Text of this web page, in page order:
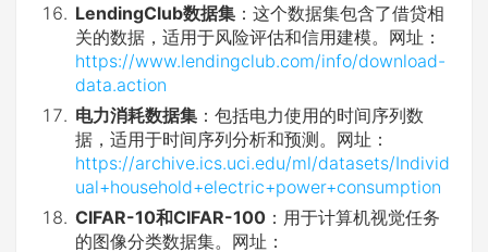
LendingClub数据集 ：这个数据集包含了借贷相
关的数据，适用于风险评估和信用建模。网址：
https://www.lendingclub.com/info/download-
data.action
电力消耗数据集 ：包括电力使用的时间序列数
据，适用于时间序列分析和预测。网址：
https://archive.ics.uci.edu/ml/datasets/Individ
ual+household+electric+power+consumption
CIFAR-10和CIFAR-100 ：用于计算机视觉任务
的图像分类数据集。网址：